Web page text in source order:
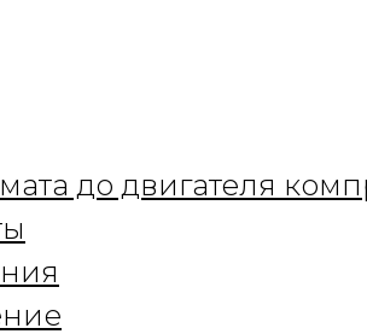
до двигателя